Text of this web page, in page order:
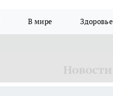
В мире Здоровье